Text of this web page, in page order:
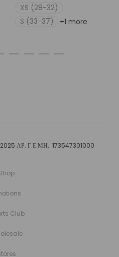
XS (28-32)
S (33-37)
+1 more
ΑΡ. Γ.Ε.ΜΗ.: 173547301000
Club